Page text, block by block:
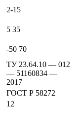
2-15
5 35
-50 70
ТУ 23.64.10 — 012
— 51160834 —
2017
ГОСТ Р 58272
12